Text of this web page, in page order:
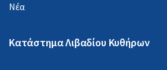
Νέα
Κατάστημα Λιβαδίου Κυθήρων